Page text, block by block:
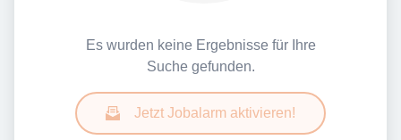
Es wurden keine Ergebnisse für Ihre
Suche gefunden.
Jetzt Jobalarm aktivieren!